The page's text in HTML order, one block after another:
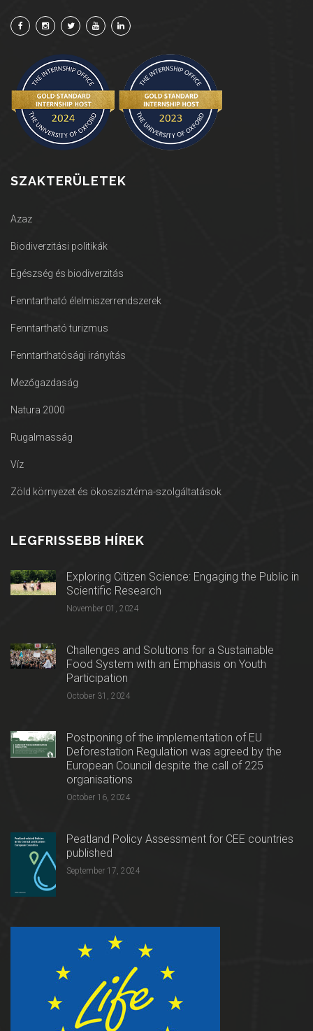
SZAKTERÜLETEK
Azaz
Biodiverzitási politikák
Egészség és biodiverzitás
Fenntartható élelmiszerrendszerek
Fenntartható turizmus
Fenntarthatósági irányítás
Mezőgazdaság
Natura 2000
Rugalmasság
Víz
Zöld környezet és ökoszisztéma-szolgáltatások
LEGFRISSEBB HÍREK
Exploring Citizen Science: Engaging the Public in
Scientific Research
November 01, 2024
Challenges and Solutions for a Sustainable
Food System with an Emphasis on Youth
Participation
October 31, 2024
Postponing of the implementation of EU
Deforestation Regulation was agreed by the
European Council despite the call of 225
organisations
October 16, 2024
Peatland Policy Assessment for CEE countries
published
September 17, 2024